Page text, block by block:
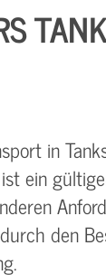
in
ein
den